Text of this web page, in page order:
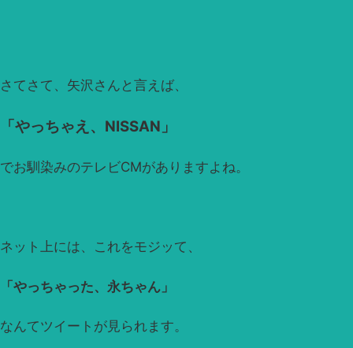
さてさて、矢沢さんと言えば、
「やっちゃえ、NISSAN」
でお馴染みのテレビCMがありますよね。
ネット上には、これをモジッて、
「やっちゃった、永ちゃん」
なんてツイートが見られます。